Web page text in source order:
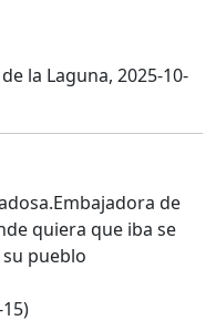
la Laguna, 2025-10-
de
quiera que iba se
pueblo